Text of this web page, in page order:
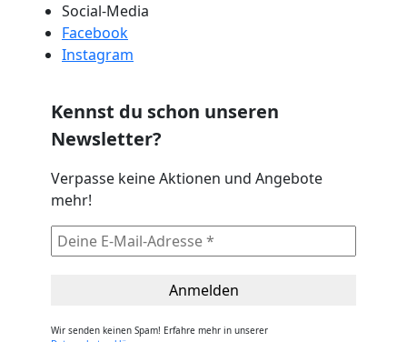
Social-Media
Facebook
Instagram
Kennst du schon unseren
Newsletter?
Verpasse keine Aktionen und Angebote
mehr!
Wir senden keinen Spam! Erfahre mehr in unserer